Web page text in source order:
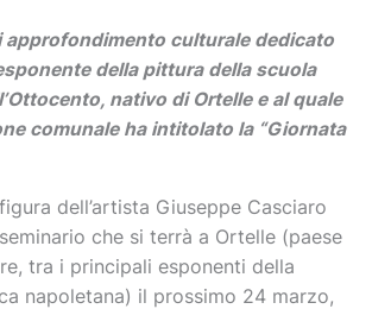
approfondimento culturale dedicato
della pittura della scuola
nativo di Ortelle e al quale
comunale ha intitolato la “Giornata
dell’artista Giuseppe Casciaro
che si terrà a Ortelle (paese
tra i principali esponenti della
napoletana) il prossimo 24 marzo,